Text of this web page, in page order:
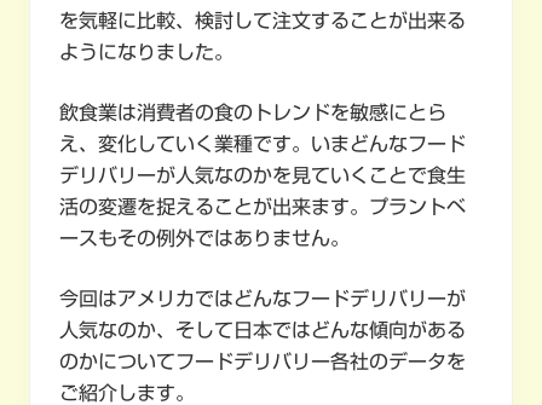
を気軽に比較、検討して注文することが出来る
ようになりました。
飲食業は消費者の食のトレンドを敏感にとら
え、変化していく業種です。いまどんなフード
デリバリーが人気なのかを見ていくことで食生
活の変遷を捉えることが出来ます。プラントベ
ースもその例外ではありません。
今回はアメリカではどんなフードデリバリーが
人気なのか、そして日本ではどんな傾向がある
のかについてフードデリバリー各社のデータを
ご紹介します。